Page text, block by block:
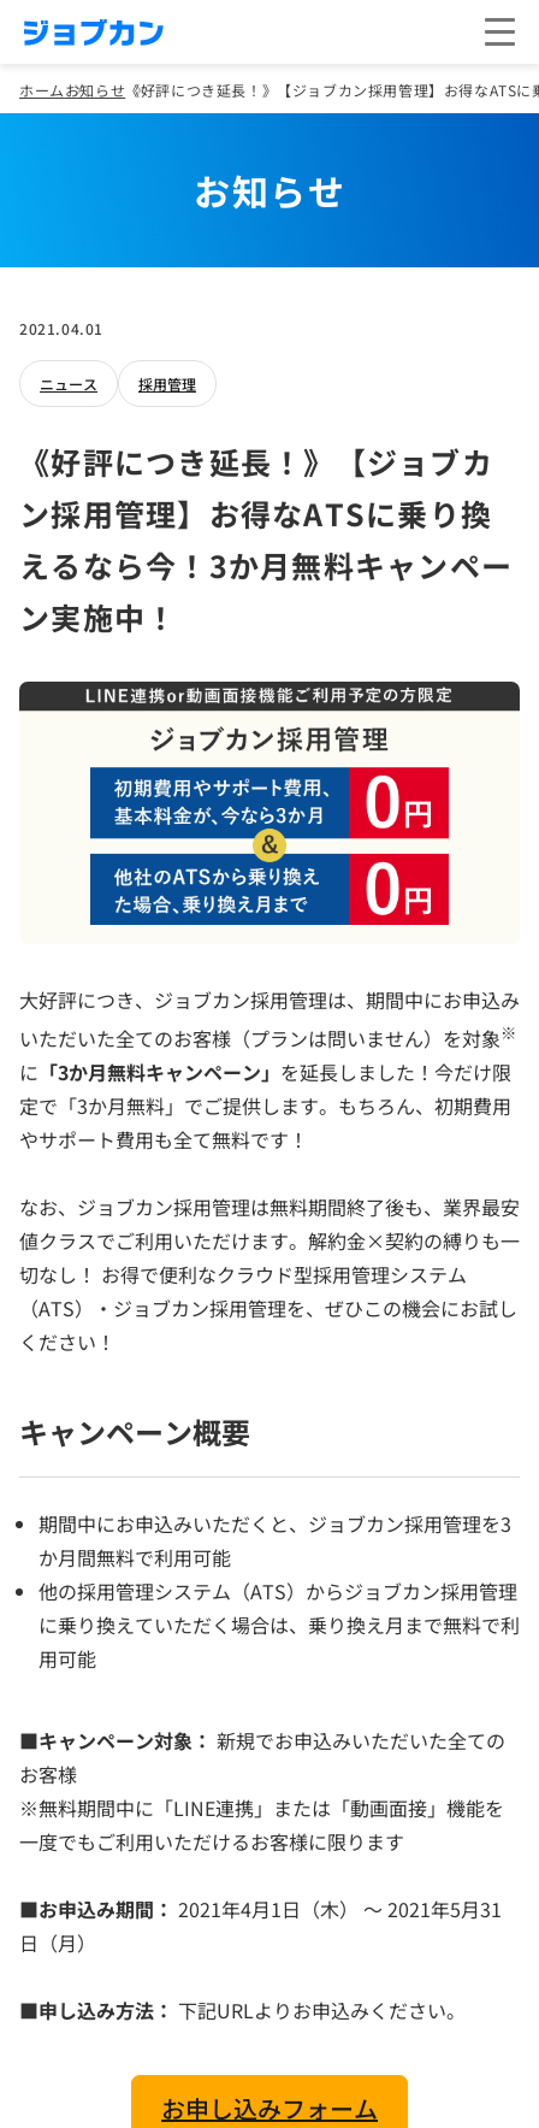
ホームお知らせ 《好評につき延長！》【ジョブカン採用管理】お得なATS
お知らせ
2021.04.01
ニュース 採用管理
《好評につき延長！》【ジョブカ
ン採用管理】お得なATSに乗り換
えるなら今！3か月無料キャンペー
ン実施中！
大好評につき、ジョブカン採用管理は、期間中にお申込み
いただいた全てのお客様（プランは問いません）を対象※
に 「3か月無料キャンペーン」 を延長しました！今だけ限
定で「3か月無料」でご提供します。もちろん、初期費用
やサポート費用も全て無料です！
なお、ジョブカン採用管理は無料期間終了後も、業界最安
値クラスでご利用いただけます。解約金×契約の縛りも一
切なし！ お得で便利なクラウド型採用管理システム
（ATS）・ジョブカン採用管理を、ぜひこの機会にお試し
ください！
キャンペーン概要
期間中にお申込みいただくと、ジョブカン採用管理を3
か月間無料で利用可能
他の採用管理システム（ATS）からジョブカン採用管理
に乗り換えていただく場合は、乗り換え月まで無料で利
用可能
■キャンペーン対象： 新規でお申込みいただいた全ての
お客様
※無料期間中に「LINE連携」または「動画面接」機能を
一度でもご利用いただけるお客様に限ります
■お申込み期間： 2021年4月1日（木） ～ 2021年5月31
日（月）
■申し込み方法： 下記URLよりお申込みください。
お申し込みフォーム